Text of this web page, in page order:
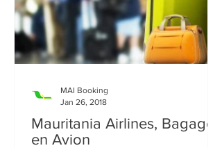
Mauritania Airlines, Bagages
en Avion
MAI Booking
Jan 26, 2018